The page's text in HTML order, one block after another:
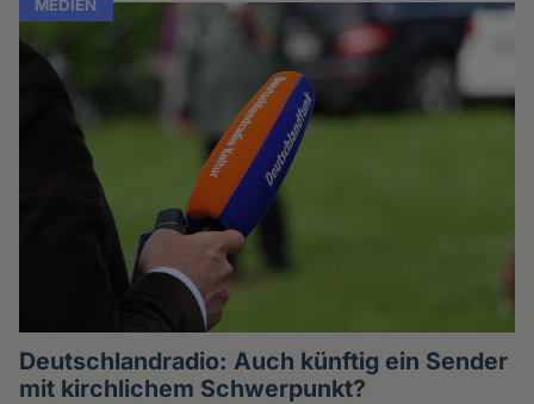
MEDIEN
Deutschlandradio: Auch künftig ein Sender
mit kirchlichem Schwerpunkt?